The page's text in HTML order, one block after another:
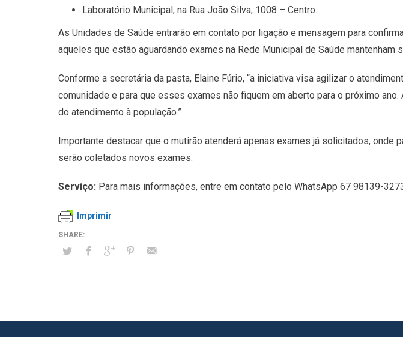
Laboratório Municipal, na Rua João Silva, 1008 – Centro.
As Unidades de Saúde entrarão em contato por ligação e mensagem para
aqueles que estão aguardando exames na Rede Municipal de Saúde
Conforme a secretária da pasta, Elaine Fúrio, “a iniciativa visa agilizar o
comunidade e para que esses exames não fiquem em aberto para o próximo
do atendimento à população.”
Importante destacar que o mutirão atenderá apenas exames já solicitados, onde
serão coletados novos exames.
Serviço: Para mais informações, entre em contato pelo WhatsApp 67 98139-
Imprimir